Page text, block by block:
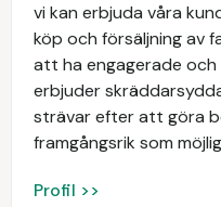
vi kan erbjuda våra
köp och försäljning av
att ha engagerade och
erbjuder
strävar efter att göra
framgångsrik som
Profil >>